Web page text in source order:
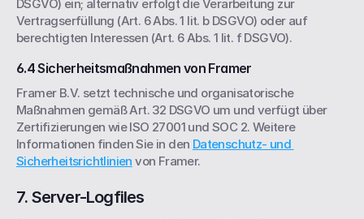
DSGVO) ein; alternativ erfolgt die Verarbeitung zur
Vertragserfüllung (Art. 6 Abs. 1 lit. b DSGVO) oder auf
berechtigten Interessen (Art. 6 Abs. 1 lit. f DSGVO).
6.4 Sicherheitsmaßnahmen von Framer
Framer B.V. setzt technische und organisatorische
Maßnahmen gemäß Art. 32 DSGVO um und verfügt über
Zertifizierungen wie ISO 27001 und SOC 2. Weitere
Informationen finden Sie in den Datenschutz- und
Sicherheitsrichtlinien von Framer.
7. Server-Logfiles